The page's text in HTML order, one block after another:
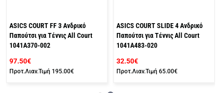
ASICS COURT FF 3 Ανδρικό
Παπούτσι για Τέννις All Court
1041A370-002
97.50€
Προτ.Λιαν.Τιμή 195.00€
ASICS COURT SLIDE 4 Ανδρικό
Παπούτσι για Τέννις All Court
1041A483-020
32.50€
Προτ.Λιαν.Τιμή 65.00€